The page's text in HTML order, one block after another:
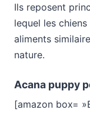
Ils reposent
lequel les
aliments
nature.
Acana puppy
[amazon box=